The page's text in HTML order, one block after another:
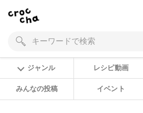
ジャンル レシピ動画
みんなの投稿 イベント